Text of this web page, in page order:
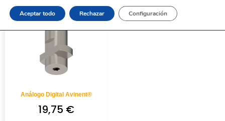
Análogo Digital Avinent®
19,75 €
Aceptar todo Rechazar Configuración